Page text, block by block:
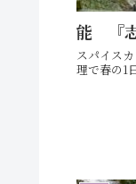
能 『志
スパイス
理で春の1